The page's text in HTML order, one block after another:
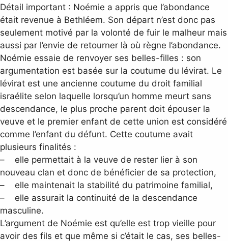
Détail important : Noémie a appris que l’abondance
était revenue à Bethléem. Son départ n’est donc pas
seulement motivé par la volonté de fuir le malheur mais
aussi par l’envie de retourner là où règne l’abondance.
Noémie essaie de renvoyer ses belles-filles : son
argumentation est basée sur la coutume du lévirat. Le
lévirat est une ancienne coutume du droit familial
israélite selon laquelle lorsqu’un homme meurt sans
descendance, le plus proche parent doit épouser la
veuve et le premier enfant de cette union est considéré
comme l’enfant du défunt. Cette coutume avait
plusieurs finalités :
– elle permettait à la veuve de rester lier à son
nouveau clan et donc de bénéficier de sa protection,
– elle maintenait la stabilité du patrimoine familial,
– elle assurait la continuité de la descendance
masculine.
L’argument de Noémie est qu’elle est trop vieille pour
avoir des fils et que même si c’était le cas, ses belles-